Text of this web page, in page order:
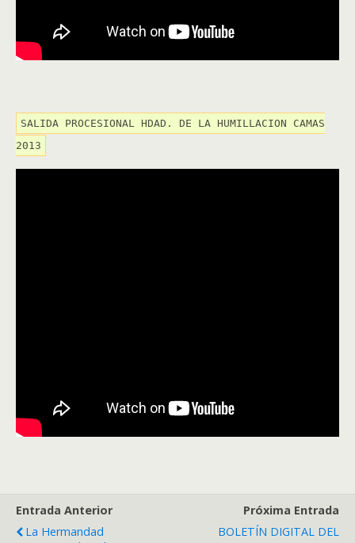
SALIDA PROCESIONAL HDAD. DE LA HUMILLACION CAMAS
2013
Entrada Anterior
La Hermandad
Próxima Entrada
BOLETÍN DIGITAL DEL